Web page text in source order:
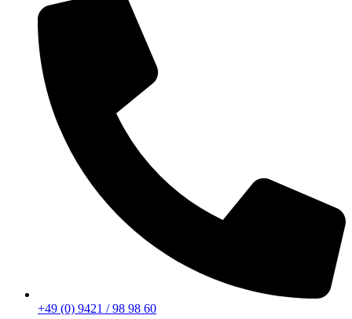
+49 (0) 9421 / 98 98 60